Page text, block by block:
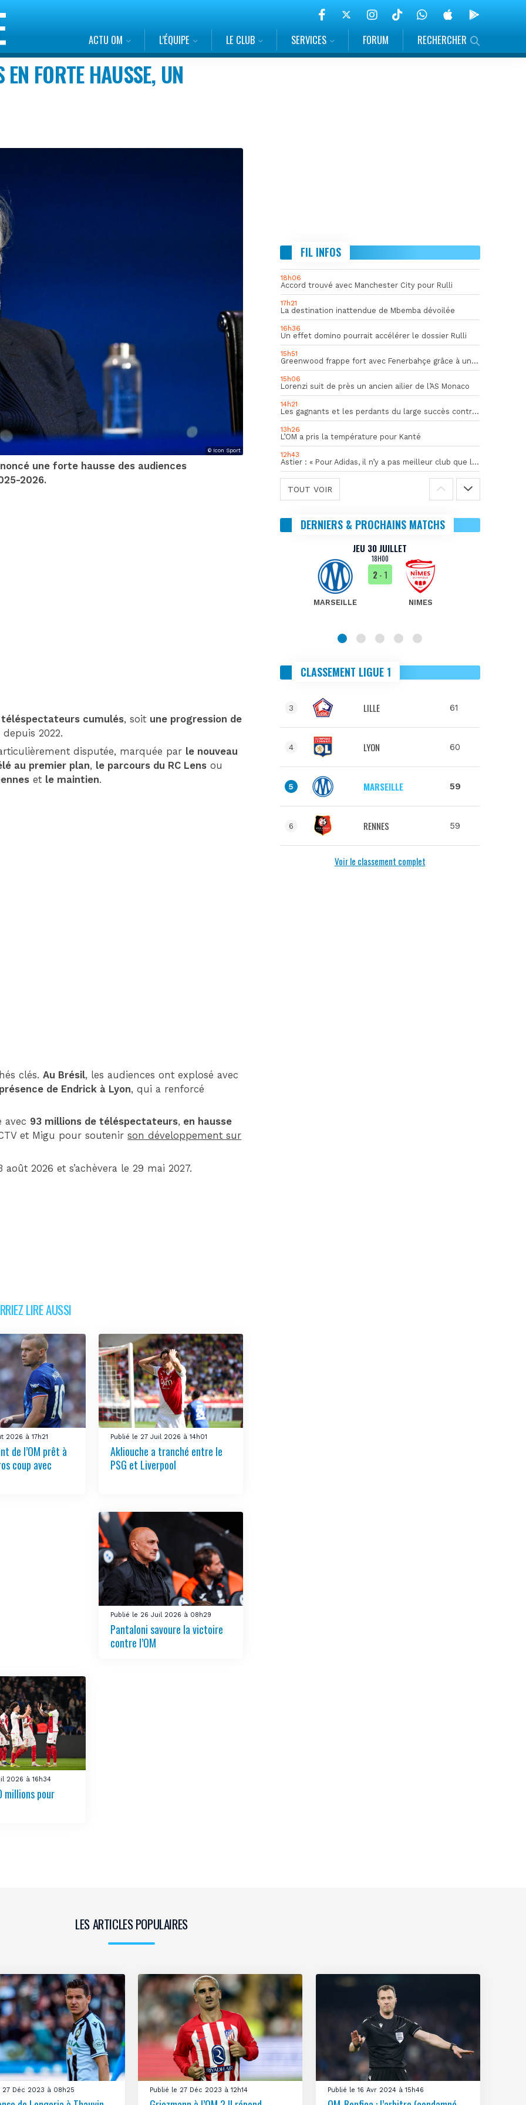
ACTU OM L’ÉQUIPE LE CLUB SERVICES FORUM RECHERCHER
FORTE HAUSSE, UN
© Icon Sport
une forte hausse des audiences
2026.
cumulés, soit une progression de
2022.
disputée, marquée par le nouveau
au premier plan, le parcours du RC Lens ou
et le maintien.
clés.Au Brésil, les audiences ont explosé avec
de Endrick à Lyon, qui a renforcé
avec 93 millions de téléspectateurs, en hausse
et Migu pour soutenirson développement sur
2026 et s’achèvera le 29 mai 2027.
LIRE AUSSI
2026 à 17h21
de l’OM prêt à
coup avec
Publié le 27 Juil 2026 à 14h01
Akliouche a tranché entre le
PSG et Liverpool
Publié le 26 Juil 2026 à 08h29
Pantaloni savoure la victoire
contre l’OM
2026 à 16h34
millions pour
FIL INFOS
18h06
Accord trouvé avec Manchester City pour Rulli
17h21
La destination inattendue de Mbemba dévoilée
16h36
Un effet domino pourrait accélérer le dossier Rulli
15h51
Greenwood frappe fort avec Fenerbahçe grâce à un but spectaculaire
15h06
Lorenzi suit de près un ancien ailier de l’AS Monaco
14h21
Les gagnants et les perdants du large succès contre Al Shahania
13h26
L’OM a pris la température pour Kanté
12h43
Astier : « Pour Adidas, il n’y a pas meilleur club que l’OM »
TOUT VOIR
DERNIERS & PROCHAINS MATCHS
JEU 30 JUILLET
18H00
MARSEILLE
2- 1
NIMES
CLASSEMENT LIGUE 1
3 LILLE 61
4 LYON 60
5 MARSEILLE 59
6 RENNES 59
Voir le classement complet
LES ARTICLES POPULAIRES
27 Déc 2023 à 08h25 Publié le 27 Déc 2023 à 12h14 Publié le 16 Avr 2024 à 15h46